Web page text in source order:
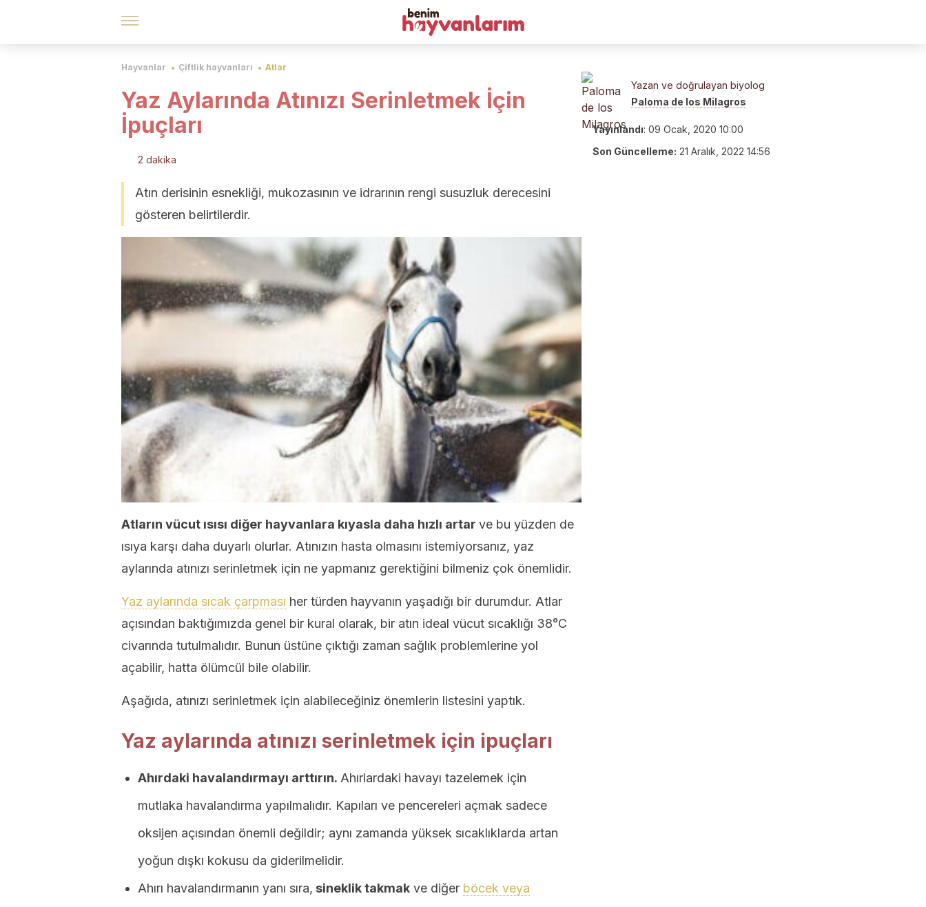
Hayvanlar Çiftlik hayvanları Atlar
Yaz Aylarında Atınızı Serinletmek İçin
İpuçları
2 dakika
Atın derisinin esnekliği, mukozasının ve idrarının rengi susuzluk derecesini
gösteren belirtilerdir.
Atların vücut ısısı diğer hayvanlara kıyasla daha hızlı artar ve bu yüzden de
ısıya karşı daha duyarlı olurlar. Atınızın hasta olmasını istemiyorsanız, yaz
aylarında atınızı serinletmek için ne yapmanız gerektiğini bilmeniz çok önemlidir.
Yaz aylarında sıcak çarpması her türden hayvanın yaşadığı bir durumdur. Atlar
açısından baktığımızda genel bir kural olarak, bir atın ideal vücut sıcaklığı 38°C
civarında tutulmalıdır. Bunun üstüne çıktığı zaman sağlık problemlerine yol
açabilir, hatta ölümcül bile olabilir.
Aşağıda, atınızı serinletmek için alabileceğiniz önemlerin listesini yaptık.
Yaz aylarında atınızı serinletmek için ipuçları
Ahırdaki havalandırmayı arttırın. Ahırlardaki havayı tazelemek için
mutlaka havalandırma yapılmalıdır. Kapıları ve pencereleri açmak sadece
oksijen açısından önemli değildir; aynı zamanda yüksek sıcaklıklarda artan
yoğun dışkı kokusu da giderilmelidir.
Ahırı havalandırmanın yanı sıra, sineklik takmak ve diğer böcek veya
Yazan ve doğrulayan biyolog
Paloma de los Milagros
Yayınlandı: 09 Ocak, 2020 10:00
Son Güncelleme: 21 Aralık, 2022 14:56